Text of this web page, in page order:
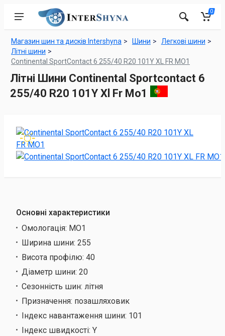
0
Магазин шин та дисків Intershyna Шини
Легкові шини
Літні шини
Continental SportContact 6 255/40 R20 101Y XL FR MO1
Літні Шини Continental Sportcontact 6
255/40 R20 101Y Xl Fr Mo1
Основні характеристики
Омологація: MO1
Ширина шини: 255
Висота профілю: 40
Діаметр шини: 20
Сезонність шин: літня
Призначення: позашляховик
Індекс навантаження шини: 101
Індекс швидкості: Y